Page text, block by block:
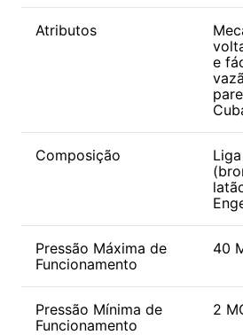
Atributos
e
Composição
Pressão Máxima de
Funcionamento
40
Pressão Mínima de
Funcionamento
2